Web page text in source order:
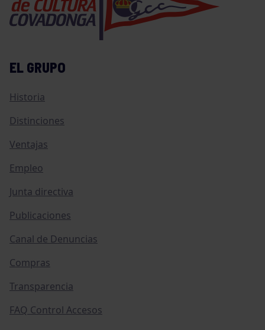
EL GRUPO
Historia
Distinciones
Ventajas
Empleo
Junta directiva
Publicaciones
Canal de Denuncias
Compras
Transparencia
FAQ Control Accesos